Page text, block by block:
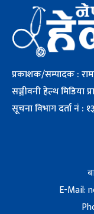
प्रकाशक/सम्पादक :
सञ्जीवनी हेल्थ मिडिया
सूचना विभाग दर्ता नं
E-Mail: